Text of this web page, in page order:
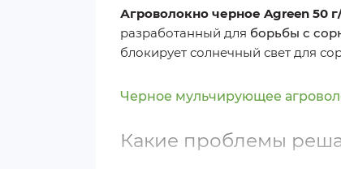
Агроволокно черное Agreen 50
разработанный для борьбы с
блокирует солнечный свет для
Черное мульчирующее
Какие проблемы